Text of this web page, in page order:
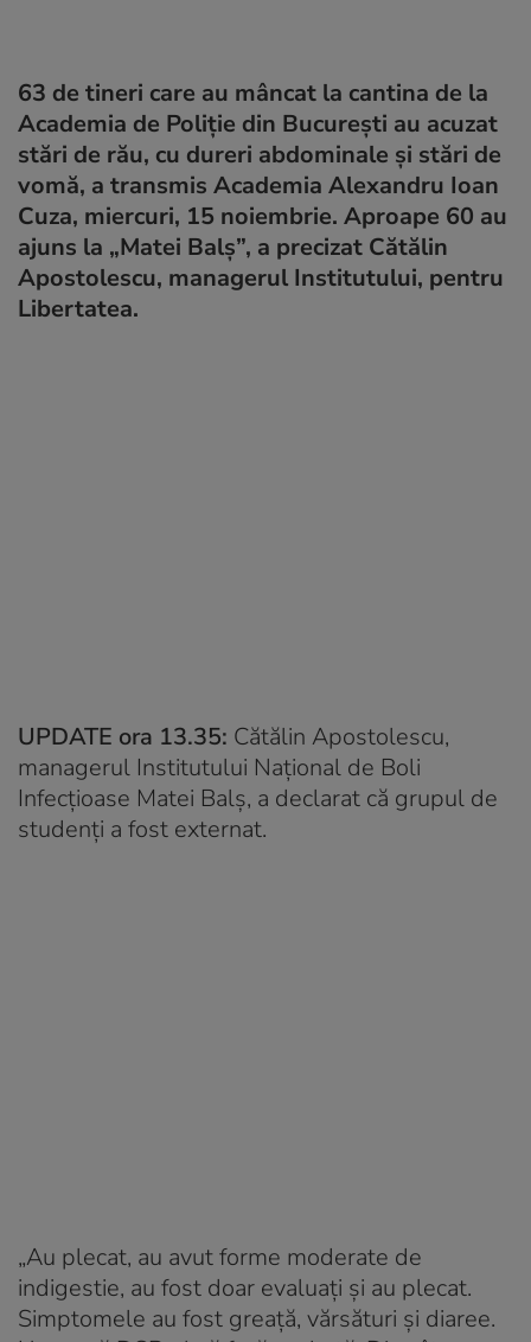
63 de tineri care au mâncat la cantina de la
Academia de Poliție din București au acuzat
stări de rău, cu dureri abdominale și stări de
vomă, a transmis Academia Alexandru Ioan
Cuza, miercuri, 15 noiembrie. Aproape 60 au
ajuns la „Matei Balș”, a precizat Cătălin
Apostolescu, managerul Institutului, pentru
Libertatea.
UPDATE ora 13.35: Cătălin Apostolescu,
managerul Institutului Național de Boli
Infecțioase Matei Balș, a declarat că grupul de
studenți a fost externat.
„Au plecat, au avut forme moderate de
indigestie, au fost doar evaluați și au plecat.
Simptomele au fost greață, vărsături și diaree.